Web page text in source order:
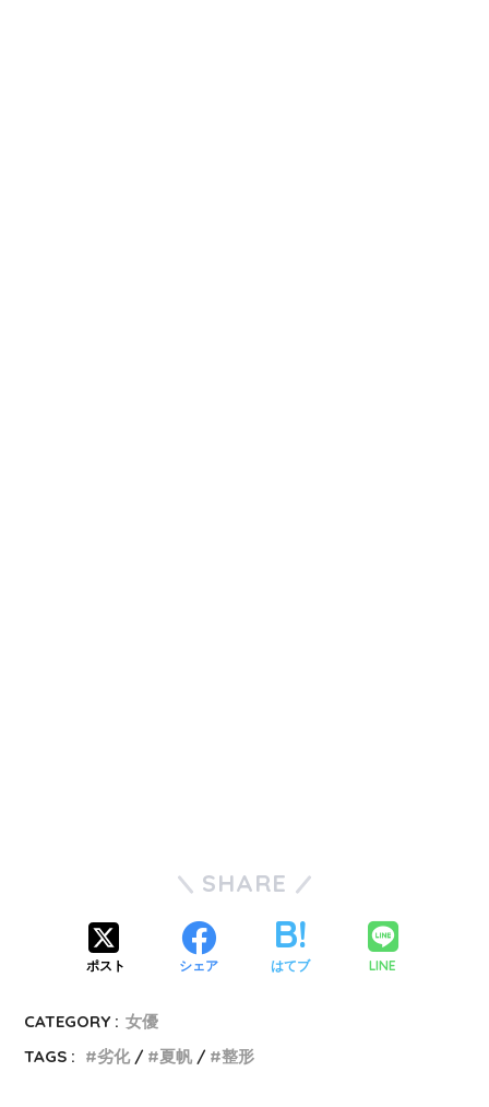
SHARE
ポスト シェア はてブ LINE
CATEGORY : 女優
TAGS :
劣化 夏帆 整形